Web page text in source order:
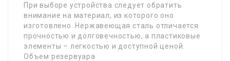
При выборе устройства следует обратить
внимание на материал, из которого оно
изготовлено. Нержавеющая сталь отличается
прочностью и долговечностью, а пластиковые
элементы – легкостью и доступной ценой.
Объем резервуара